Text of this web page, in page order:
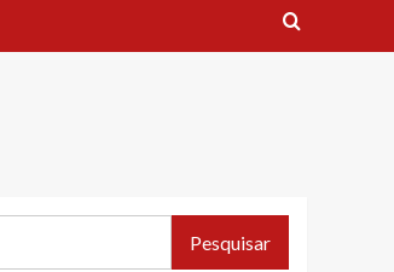
Pesquisar